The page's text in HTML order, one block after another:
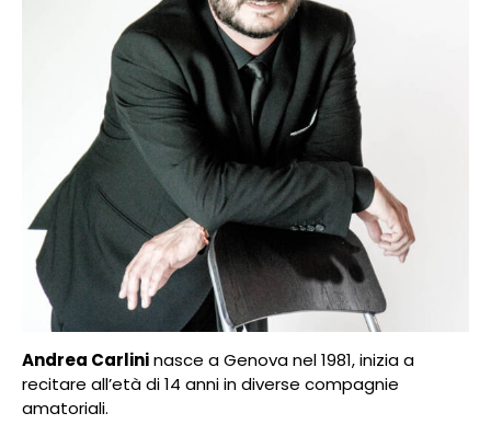
Andrea Carlininasce a Genova nel 1981, inizia a
recitare all’età di 14 anni in diverse compagnie
amatoriali.